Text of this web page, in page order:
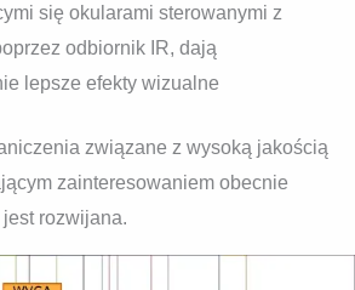
się okularami sterowanymi z
odbiornik IR, dają
lepsze efekty wizualne
związane z wysoką jakością
zainteresowaniem obecnie
rozwijana.